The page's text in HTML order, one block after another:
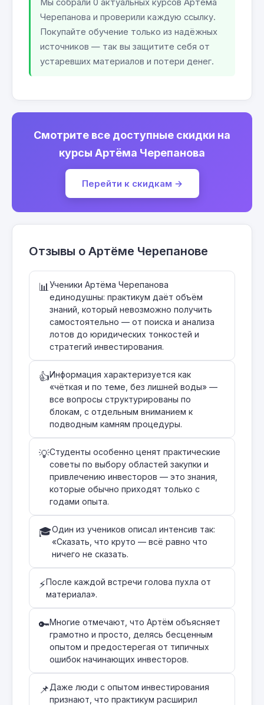
Мы собрали 0 актуальных курсов Артёма
Черепанова и проверили каждую ссылку.
Покупайте обучение только из надёжных
источников — так вы защитите себя от
устаревших материалов и потери денег.
Смотрите все доступные скидки на
курсы Артёма Черепанова
Перейти к скидкам →
Отзывы о Артёме Черепанове
📊 Ученики Артёма Черепанова
единодушны: практикум даёт объём
знаний, который невозможно получить
самостоятельно — от поиска и анализа
лотов до юридических тонкостей и
стратегий инвестирования.
👍Информация характеризуется как
«чёткая и по теме, без лишней воды» —
все вопросы структурированы по
блокам, с отдельным вниманием к
подводным камням процедуры.
💡Студенты особенно ценят практические
советы по выбору областей закупки и
привлечению инвесторов — это знания,
которые обычно приходят только с
годами опыта.
🎓Один из учеников описал интенсив так:
«Сказать, что круто — всё равно что
ничего не сказать.
⚡После каждой встречи голова пухла от
материала».
🔑Многие отмечают, что Артём объясняет
грамотно и просто, делясь бесценным
опытом и предостерегая от типичных
ошибок начинающих инвесторов.
📌Даже люди с опытом инвестирования
признают, что практикум расширил